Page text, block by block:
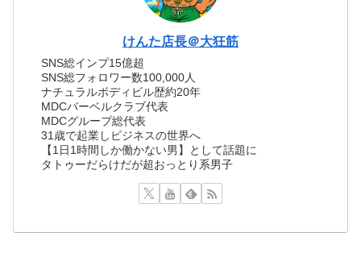
けんた店長＠大狂筋
SNS総インプ15億超
SNS総フォロワー数100,000人
ナチュラルボディビル歴約20年
MDCバーベルクラブ代表
MDCグループ総代表
31歳で起業しビジネスの世界へ
【1日1時間しか働かない男】として話題に
タトゥーだらけだが超おっとり系男子